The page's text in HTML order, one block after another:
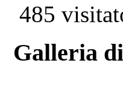
485
Galleria